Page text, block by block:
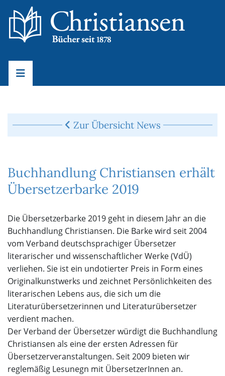
Zur Übersicht News
Buchhandlung Christiansen erhält
Übersetzerbarke 2019
Die Übersetzerbarke 2019 geht in diesem Jahr an die
Buchhandlung Christiansen. Die Barke wird seit 2004
vom Verband deutschsprachiger Übersetzer
literarischer und wissenschaftlicher Werke (VdÜ)
verliehen. Sie ist ein undotierter Preis in Form eines
Originalkunstwerks und zeichnet Persönlichkeiten des
literarischen Lebens aus, die sich um die
Literaturübersetzerinnen und Literaturübersetzer
verdient machen.
Der Verband der Übersetzer würdigt die Buchhandlung
Christiansen als eine der ersten Adressen für
Übersetzerveranstaltungen. Seit 2009 bieten wir
reglemäßig Lesunegn mit ÜbersetzerInnen an.